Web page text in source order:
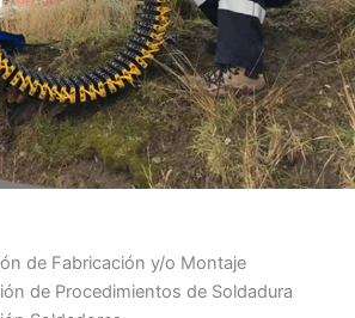
de Fabricación y/o Montaje
de Procedimientos de Soldadura